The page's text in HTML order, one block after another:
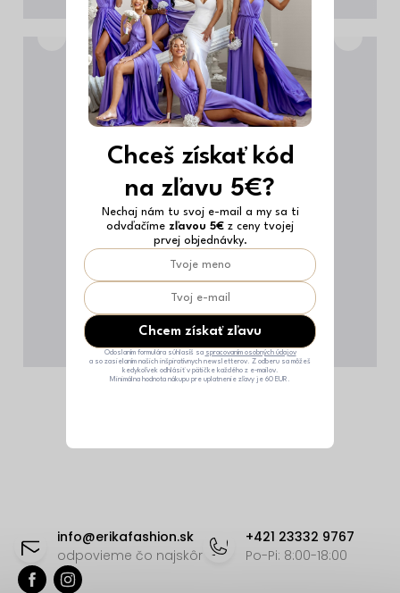
info@erikafashion.sk
odpovieme čo najskôr
+421 23332 9767
Po-Pi: 8:00-18:00
Chceš získať kód
na zľavu 5€?
Nechaj nám tu svoj e-mail a my sa ti
odvďačíme zľavou 5€ z ceny tvojej
prvej objednávky.
Chcem získať zľavu
Odoslaním formulára súhlasíš sa spracovaním osobných údajov
a so zasielaním našich inšpiratívnych newsletterov. Z odberu sa môžeš
kedykoľvek odhlásiť v pätičke každého z e-mailov.
Minimálna hodnota nákupu pre uplatnenie zľavy je 60 EUR.